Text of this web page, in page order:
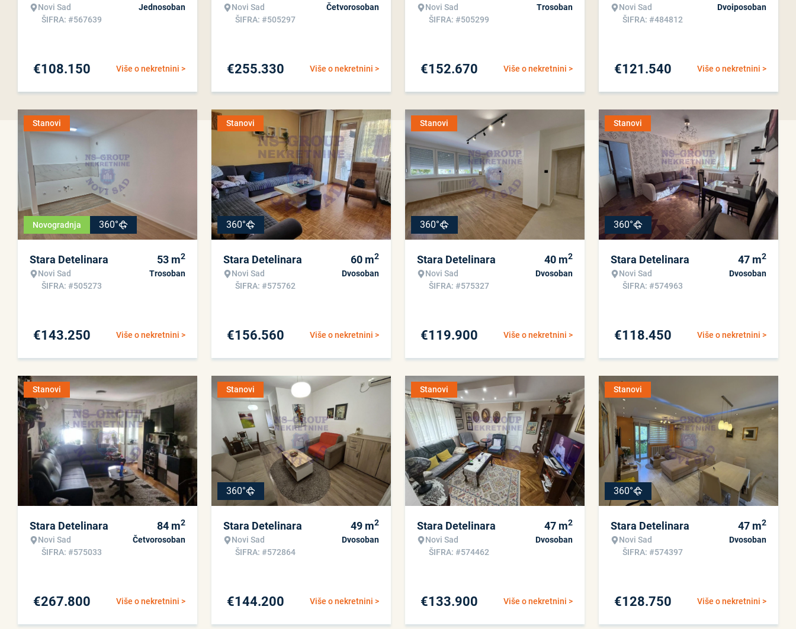
Novi Sad
ŠIFRA: #567639
Jednosoban
Više o nekretnini >
€108.150
Novi Sad
ŠIFRA: #505297
Četvorosoban
Više o nekretnini >
€255.330
Novi Sad
ŠIFRA: #505299
Trosoban
Više o nekretnini >
€152.670
Novi Sad
ŠIFRA: #484812
Dvoiposoban
Više o nekretnini >
€121.540
Stanovi
Novogradnja 360°
Stara Detelinara
Novi Sad
ŠIFRA: #505273
53 m2
Trosoban
Više o nekretnini >
€143.250
Stanovi
360°
Stara Detelinara
Novi Sad
ŠIFRA: #575762
60 m2
Dvosoban
Više o nekretnini >
€156.560
Stanovi
360°
Stara Detelinara
Novi Sad
ŠIFRA: #575327
40 m2
Dvosoban
Više o nekretnini >
€119.900
Stanovi
360°
Stara Detelinara
Novi Sad
ŠIFRA: #574963
47 m2
Dvosoban
Više o nekretnini >
€118.450
Stanovi
Stara Detelinara
Novi Sad
ŠIFRA: #575033
84 m2
Četvorosoban
Više o nekretnini >
€267.800
Stanovi
360°
Stara Detelinara
Novi Sad
ŠIFRA: #572864
49 m2
Dvosoban
Više o nekretnini >
€144.200
Stanovi
Stara Detelinara
Novi Sad
ŠIFRA: #574462
47 m2
Dvosoban
Više o nekretnini >
€133.900
Stanovi
360°
Stara Detelinara
Novi Sad
ŠIFRA: #574397
47 m2
Dvosoban
Više o nekretnini >
€128.750